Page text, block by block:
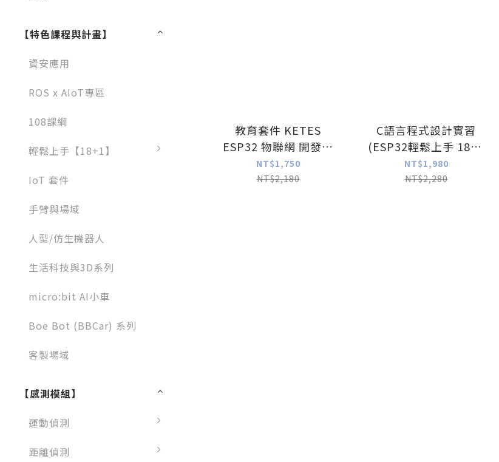
【特色課程與計畫】
資安應用
ROS x AIoT專區
108課綱
輕鬆上手【18+1】
IoT 套件
手臂與場域
人型/仿生機器人
生活科技與3D系列
micro:bit AI小車
Boe Bot (BBCar) 系列
客製場域
【感測模組】
運動偵測
距離偵測
教育套件 KETES
ESP32 物聯網 開發板
入門學習套件
MicroPython Arduino
NT$1,750
NT$2,180
C語言程式設計實習
(ESP32輕鬆上手 18+1
系列)(PlayAPCS)
NT$1,980
NT$2,280